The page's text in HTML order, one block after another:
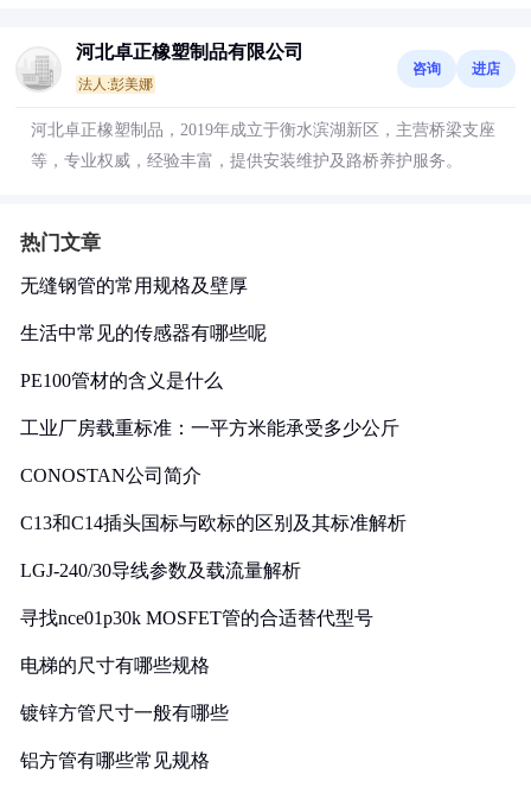
河北卓正橡塑制品有限公司
法人:彭美娜
咨询 进店
河北卓正橡塑制品，2019年成立于衡水滨湖新区，主营桥梁支座
等，专业权威，经验丰富，提供安装维护及路桥养护服务。
热门文章
无缝钢管的常用规格及壁厚
生活中常见的传感器有哪些呢
PE100管材的含义是什么
工业厂房载重标准：一平方米能承受多少公斤
CONOSTAN公司简介
C13和C14插头国标与欧标的区别及其标准解析
LGJ-240/30导线参数及载流量解析
寻找nce01p30k MOSFET管的合适替代型号
电梯的尺寸有哪些规格
镀锌方管尺寸一般有哪些
铝方管有哪些常见规格